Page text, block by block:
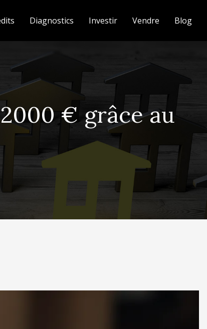
Diagnostics Investir Vendre Blog
€ grâce au